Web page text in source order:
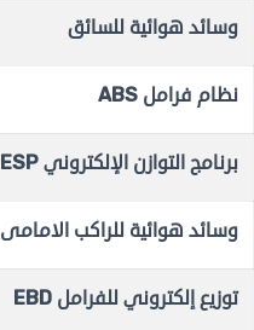
وسائد هوائية للسائق
نظام فرامل ABS
برنامج التوازن الإلكتروني ESP
وسائد هوائية للراكب الامامى
توزيع إلكتروني للفرامل EBD